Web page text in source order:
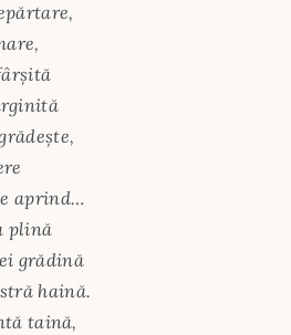
aprind…
plină
grădină
haină.
taină,